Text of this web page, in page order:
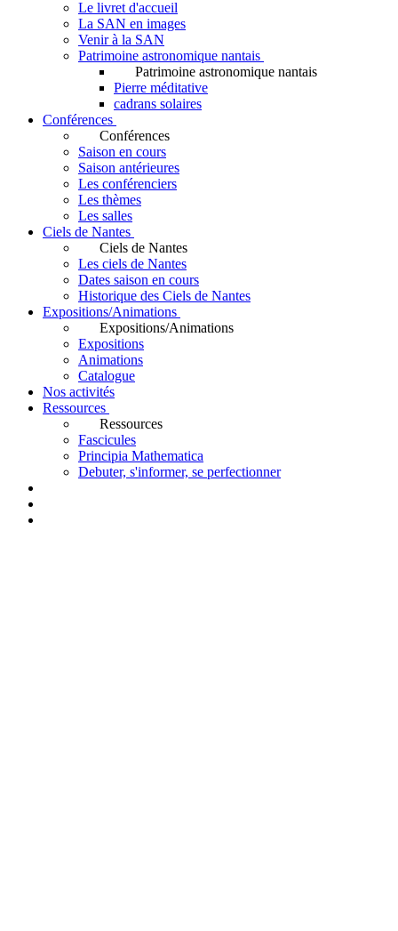
Le livret d'accueil
La SAN en images
Venir à la SAN
Patrimoine astronomique nantais
Patrimoine astronomique nantais
Pierre méditative
cadrans solaires
Conférences
Conférences
Saison en cours
Saison antérieures
Les conférenciers
Les thèmes
Les salles
Ciels de Nantes
Ciels de Nantes
Les ciels de Nantes
Dates saison en cours
Historique des Ciels de Nantes
Expositions/Animations
Expositions/Animations
Expositions
Animations
Catalogue
Nos activités
Ressources
Ressources
Fascicules
Principia Mathematica
Debuter, s'informer, se perfectionner